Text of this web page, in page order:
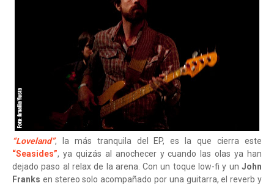
“Loveland”, la más tranquila del EP, es la que cierra este
“Seasides”, ya quizás al anochecer y cuando las olas ya han
dejado paso al relax de la arena. Con un toque low-fi y un John
Franks en stereo solo acompañado por una guitarra, el reverb y